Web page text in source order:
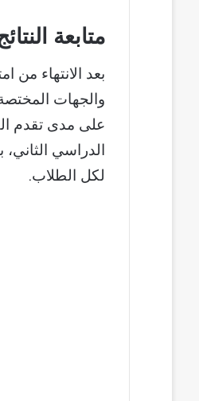
متابعة
والجهات
على مدى تقدم
الدراسي
لكل الطلاب.